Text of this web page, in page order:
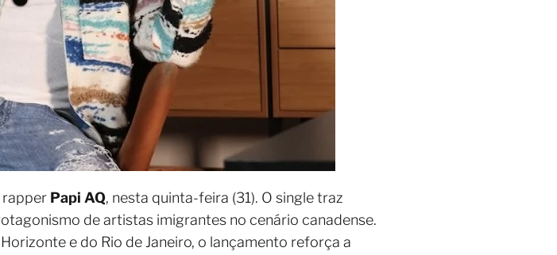
rapper Papi AQ, nesta quinta-feira (31). O single traz
de artistas imigrantes no cenário canadense.
e do Rio de Janeiro, o lançamento reforça a